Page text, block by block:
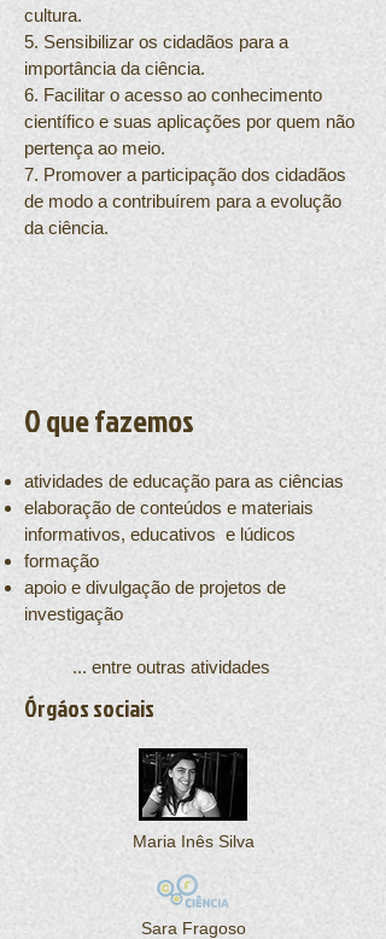
cultura.
5. Sensibilizar os cidadãos para a
importância da ciência.
6. Facilitar o acesso ao conhecimento
científico e suas aplicações por quem não
pertença ao meio.
7. Promover a participação dos cidadãos
de modo a contribuírem para a evolução
da ciência.
O que fazemos
atividades de educação para as ciências
elaboração de conteúdos e materiais
informativos, educativos e lúdicos
formação
apoio e divulgação de projetos de
investigação
... entre outras atividades
Órgáos sociais
Maria Inês Silva
Sara Fragoso